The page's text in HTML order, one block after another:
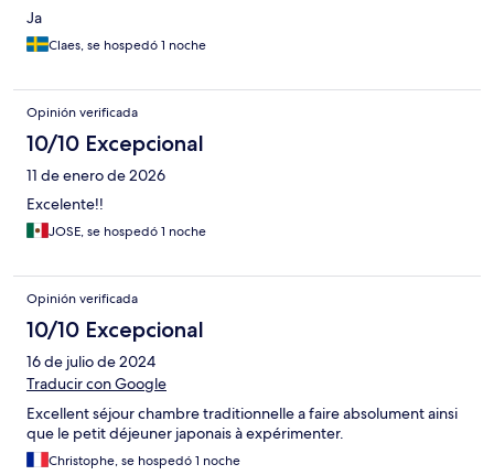
Ja
Claes, se hospedó 1 noche
Opinión verificada
10/10 Excepcional
11 de enero de 2026
Excelente!!
JOSE, se hospedó 1 noche
Opinión verificada
10/10 Excepcional
16 de julio de 2024
Traducir con Google
Excellent séjour chambre traditionnelle a faire absolument ainsi
que le petit déjeuner japonais à expérimenter.
Christophe, se hospedó 1 noche